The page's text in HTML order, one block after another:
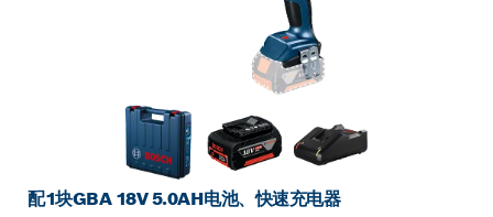
配1块GBA 18V 5.0AH电池、快速充电器